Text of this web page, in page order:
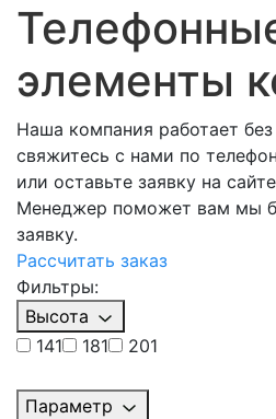
элементы
Наша компания работает
свяжитесь с нами по
или оставьте заявку на
Менеджер поможет вам мы
заявку.
Рассчитать заказ
Фильтры:
Высота
141
181 201
Параметр